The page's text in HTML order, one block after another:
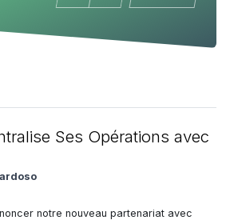
Ses Opérations avec
notre nouveau partenariat avec